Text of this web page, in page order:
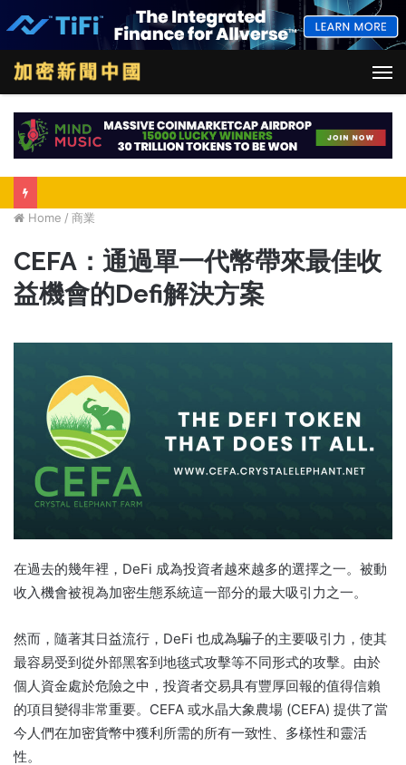
Home / 商業
CEFA：通過單一代幣帶來最佳收
益機會的Defi解決方案
在過去的幾年裡，DeFi 成為投資者越來越多的選擇之一。 被動
收入機會被視為加密生態系統這一部分的最大吸引力之一。
然而，隨著其日益流行，DeFi 也成為騙子的主要吸引力，使其
最容易受到從外部黑客到地毯式攻擊等不同形式的攻擊。 由於
個人資金處於危險之中，投資者交易具有豐厚回報的值得信賴
的項目變得非常重要。 CEFA 或水晶大象農場 (CEFA) 提供了當
今人們在加密貨幣中獲利所需的所有一致性、多樣性和靈活
性。